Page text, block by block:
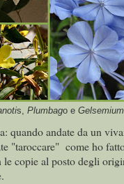
s, Plumbago e Gelsemium
quando andate da un
"taroccare" come ho
copie al posto degli